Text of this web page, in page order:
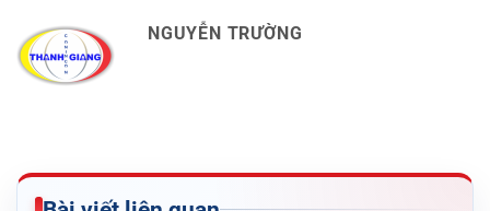
NGUYỄN TRƯỜNG